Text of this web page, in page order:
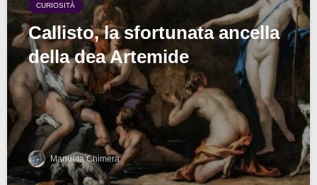
CURIOSITÀ
Callisto, la sfortunata ancella
della dea Artemide
Manuela Chimera